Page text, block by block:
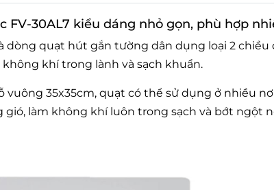
FV-30AL7 kiểu dáng nhỏ gọn, phù hợp
dòng quạt hút gắn tường dân dụng loại 2
khí trong lành và sạch khuẩn.
vuông 35x35cm, quạt có thể sử dụng ở nhiều
gió, làm không khí luôn trong sạch và bớt ngột